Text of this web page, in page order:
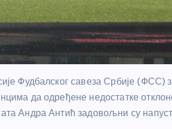
Фудбалског савеза Србије (ФСС)
да одређене недостатке
Андра Антић задовољни су